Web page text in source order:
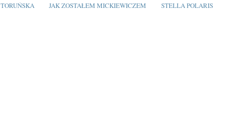
JAK ZOSTAŁEM MICKIEWICZEM STELLA POLARIS